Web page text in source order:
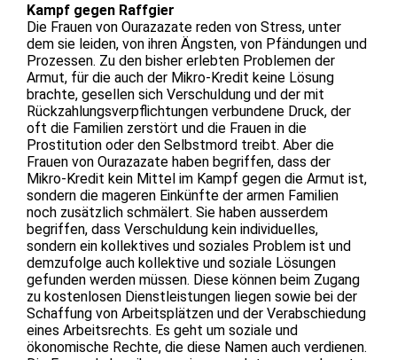
Kampf gegen Raffgier
Die Frauen von Ourazazate reden von Stress, unter
dem sie leiden, von ihren Ängsten, von Pfändungen und
Prozessen. Zu den bisher erlebten Problemen der
Armut, für die auch der Mikro-Kredit keine Lösung
brachte, gesellen sich Verschuldung und der mit
Rückzahlungsverpflichtungen verbundene Druck, der
oft die Familien zerstört und die Frauen in die
Prostitution oder den Selbstmord treibt. Aber die
Frauen von Ourazazate haben begriffen, dass der
Mikro-Kredit kein Mittel im Kampf gegen die Armut ist,
sondern die mageren Einkünfte der armen Familien
noch zusätzlich schmälert. Sie haben ausserdem
begriffen, dass Verschuldung kein individuelles,
sondern ein kollektives und soziales Problem ist und
demzufolge auch kollektive und soziale Lösungen
gefunden werden müssen. Diese können beim Zugang
zu kostenlosen Dienstleistungen liegen sowie bei der
Schaffung von Arbeitsplätzen und der Verabschiedung
eines Arbeitsrechts. Es geht um soziale und
ökonomische Rechte, die diese Namen auch verdienen.